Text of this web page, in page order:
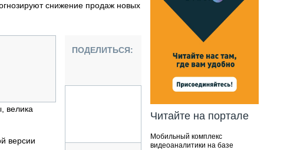
ТЕХНИКА
ПАССАЖИРСКИЙ ТРАНСПОРТ
ТЕХНИКА
И ТЕХНОЛОГИИ
снижение продаж новых
велика
версии
ПОДЕЛИТЬСЯ:
Читайте на портале
Мобильный комплекс
видеоаналитики на базе